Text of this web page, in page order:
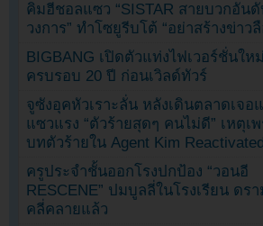
คิมฮีชอลแซว “SISTAR สายบวกอัน
วงการ” ทำโซยูรีบโต้ “อย่าสร้างข่าวลื
BIGBANG เปิดตัวแท่งไฟเวอร์ชั่นให
ครบรอบ 20 ปี ก่อนเวิลด์ทัวร์
จูซังอุคหัวเราะลั่น หลังเดินตลาดเจอ
แซวแรง “ตัวร้ายสุดๆ คนไม่ดี” เหตุเ
บทตัวร้ายใน Agent Kim Reactivated
ครูประจำชั้นออกโรงปกป้อง “วอนอี
RESCENE” ปมบูลลี่ในโรงเรียน ดรา
คลี่คลายแล้ว